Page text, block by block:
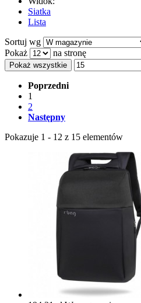
Siatka
Lista
Sortuj wg
Pokaż
na stronę
Pokaż wszystkie
Poprzedni
1
2
Następny
Pokazuje 1 - 12 z 15 elementów